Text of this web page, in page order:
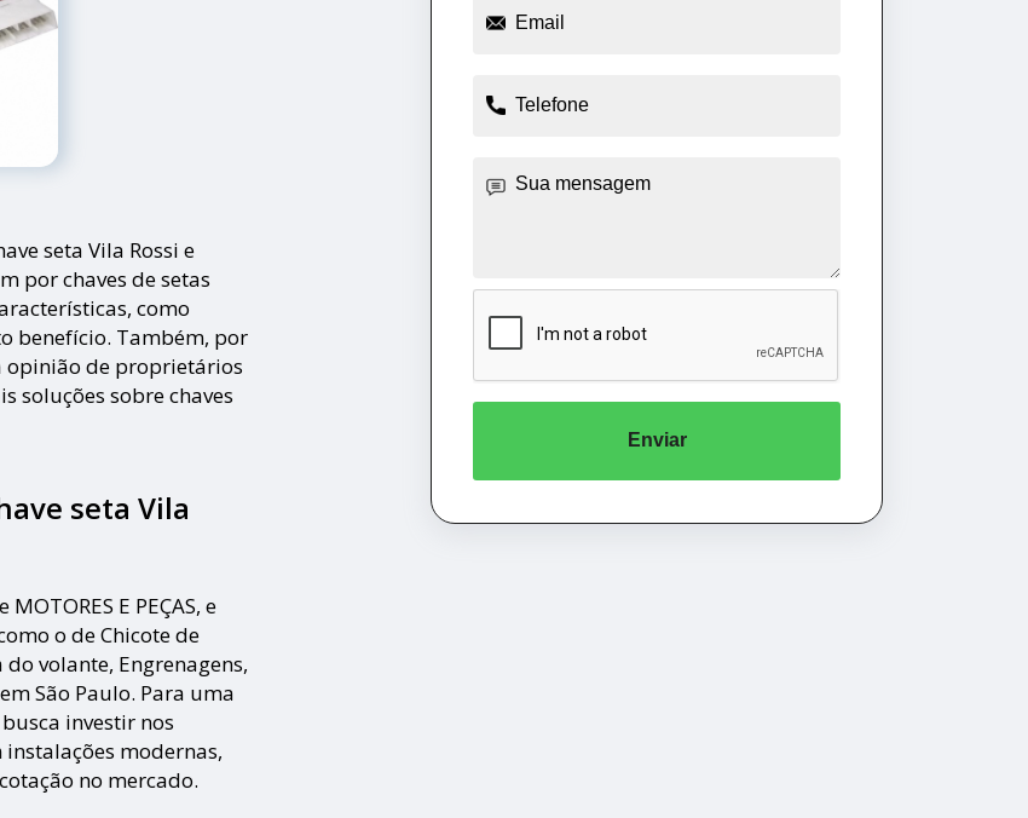
seta Vila Rossi e
por chaves de setas
como
benefício. Também, por
opinião de proprietários
soluções sobre chaves
seta Vila
E PEÇAS, e
o de Chicote de
volante, Engrenagens,
São Paulo. Para uma
investir nos
modernas,
no mercado.
Enviar